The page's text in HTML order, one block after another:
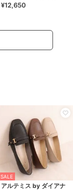
¥12,650
SALE
アルテミス by ダイアナ